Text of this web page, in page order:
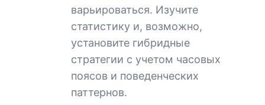
варьироваться. Изучите
статистику и, возможно,
установите гибридные
стратегии с учетом часовых
поясов и поведенческих
паттернов.